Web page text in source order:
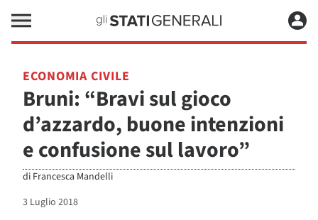
ECONOMIA CIVILE
Bruni: “Bravi sul gioco
d’azzardo, buone intenzioni
e confusione sul lavoro”
di Francesca Mandelli
3 Luglio 2018